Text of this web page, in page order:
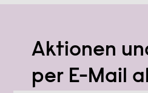
Aktionen
per E-Mail